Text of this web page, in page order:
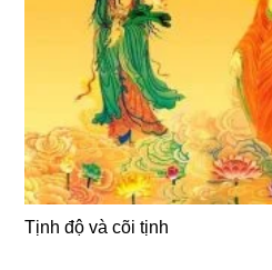
Tịnh độ và cõi tịnh